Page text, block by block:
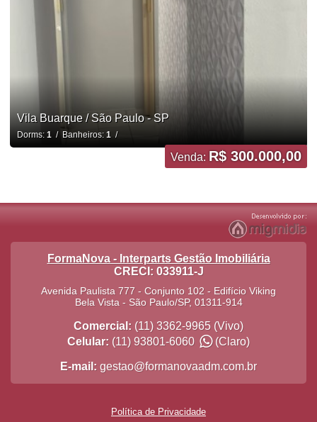
Vila Buarque / São Paulo - SP
Dorms: 1 / Banheiros: 1 /
Venda: R$ 300.000,00
FormaNova - Interparts Gestão Imobiliária
CRECI: 033911-J
Avenida Paulista 777 - Conjunto 102 - Edifício Viking
Bela Vista- São Paulo/SP, 01311-914
Comercial: (11) 3362-9965 (Vivo)
Celular: (11) 93801-6060 (Claro)
E-mail: gestao@formanovaadm.com.br
Política de Privacidade